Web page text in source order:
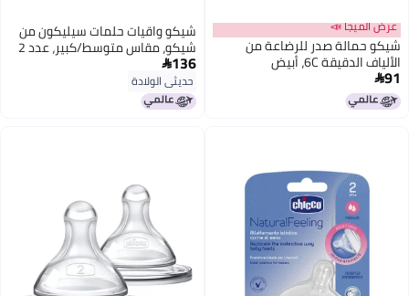
عرض الميجا 📣
شيكو حمالة صدر للرضاعة من
الألياف الدقيقة 6C، أبيض
91
شيكو واقيات حلمات سيليكون من
شيكو، مقاس متوسط/كبير، عدد 2
136
حديثي الولادة